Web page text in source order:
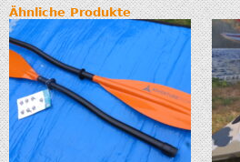
Ähnliche Produkte